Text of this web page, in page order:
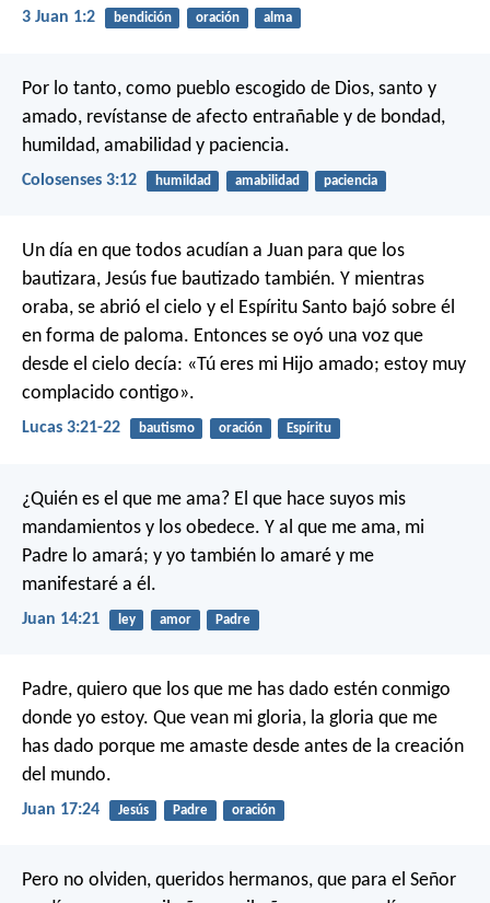
3 Juan 1:2 bendición oración alma
Por lo tanto, como pueblo escogido de Dios, santo y
amado, revístanse de afecto entrañable y de bondad,
humildad, amabilidad y paciencia.
Colosenses 3:12 humildad amabilidad paciencia
Un día en que todos acudían a Juan para que los
bautizara, Jesús fue bautizado también. Y mientras
oraba, se abrió el cielo y el Espíritu Santo bajó sobre él
en forma de paloma. Entonces se oyó una voz que
desde el cielo decía: «Tú eres mi Hijo amado; estoy muy
complacido contigo».
Lucas 3:21-22 bautismo oración Espíritu
¿Quién es el que me ama? El que hace suyos mis
mandamientos y los obedece. Y al que me ama, mi
Padre lo amará; y yo también lo amaré y me
manifestaré a él.
Juan 14:21 ley amor Padre
Padre, quiero que los que me has dado estén conmigo
donde yo estoy. Que vean mi gloria, la gloria que me
has dado porque me amaste desde antes de la creación
del mundo.
Juan 17:24 Jesús Padre oración
Pero no olviden, queridos hermanos, que para el Señor